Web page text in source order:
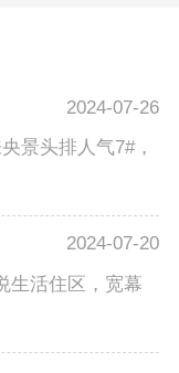
2024-07-26
景头排人气7#，
2024-07-20
生活住区，宽幕